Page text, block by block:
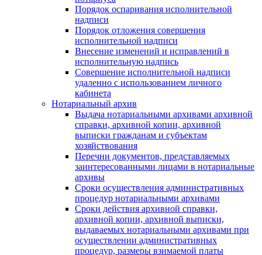
Порядок оспаривания исполнительной
надписи
Порядок отложения совершения
исполнительной надписи
Внесение изменений и исправлений в
исполнительную надпись
Совершение исполнительной надписи
удаленно с использованием личного
кабинета
Нотариальный архив
Выдача нотариальными архивами архивной
справки, архивной копии, архивной
выписки гражданам и субъектам
хозяйствования
Перечни документов, представляемых
заинтересованными лицами в нотариальные
архивы
Сроки осуществления административных
процедур нотариальными архивами
Сроки действия архивной справки,
архивной копии, архивной выписки,
выдаваемых нотариальными архивами при
осуществлении административных
процедур, размеры взимаемой платы